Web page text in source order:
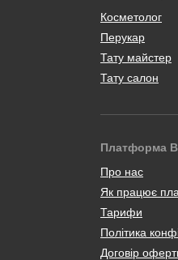
Косметолог
Перукар
Тату майстер
Тату салон
Платформа
Про нас
Як працює
Тарифи
Політика
Договір